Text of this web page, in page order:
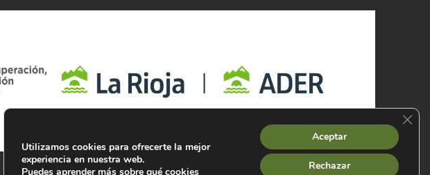
Utilizamos cookies para ofrecerte la mejor
experiencia en nuestra web.
Puedes aprender más sobre qué cookies
Aceptar
Rechazar